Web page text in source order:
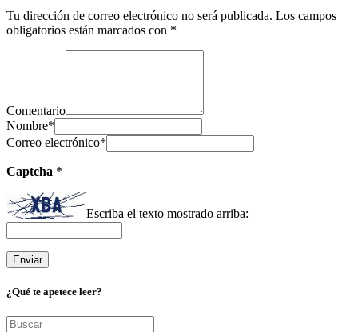
Tu dirección de correo electrónico no será publicada. Los campos
obligatorios están marcados con *
Comentario
Nombre*
Correo electrónico*
Captcha *
Escriba el texto mostrado arriba:
¿Qué te apetece leer?